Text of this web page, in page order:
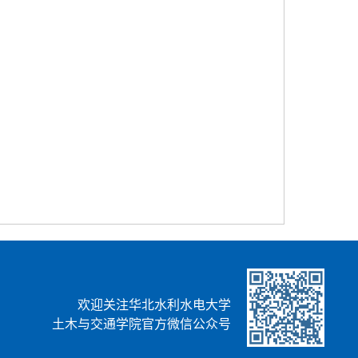
欢迎关注华北水利水电大学
土木与交通学院官方微信公众号